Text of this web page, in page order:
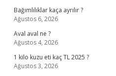
Bağımlılıklar kaça ayrılır ?
Ağustos 6, 2026
Aval aval ne ?
Ağustos 4, 2026
1 kilo kuzu eti kaç TL 2025 ?
Ağustos 3, 2026